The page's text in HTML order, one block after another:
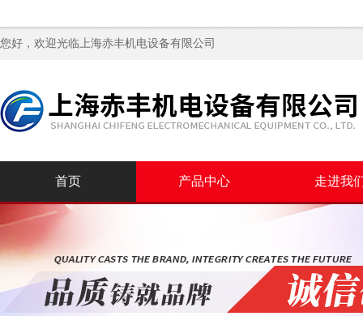
您好，欢迎光临上海赤丰机电设备有限公司
首页 产品中心 走进我